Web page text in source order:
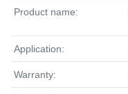
Product name:
Application:
Warranty: